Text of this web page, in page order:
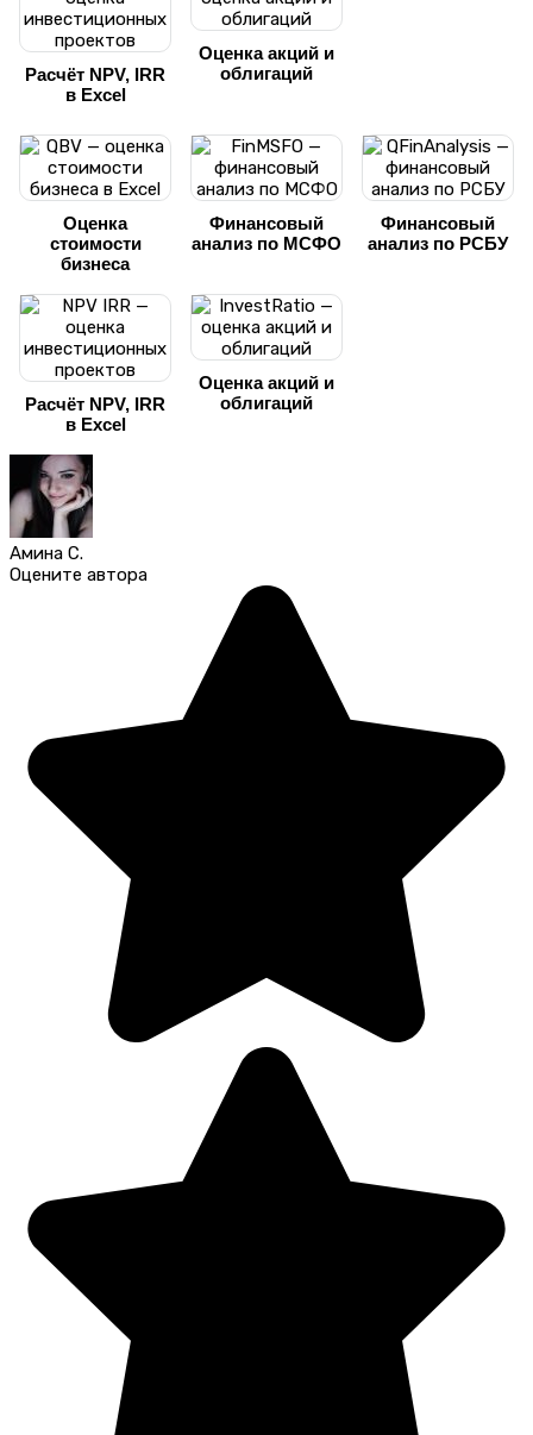
Расчёт NPV, IRR
в Excel
Оценка акций и
облигаций
Оценка
стоимости
бизнеса
Финансовый
анализ по МСФО
Финансовый
анализ по РСБУ
Расчёт NPV, IRR
в Excel
Оценка акций и
облигаций
Амина С.
Оцените автора